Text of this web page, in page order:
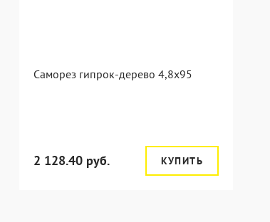
Саморез гипрок-дерево 4,8x95
2 128.40 руб. КУПИТЬ